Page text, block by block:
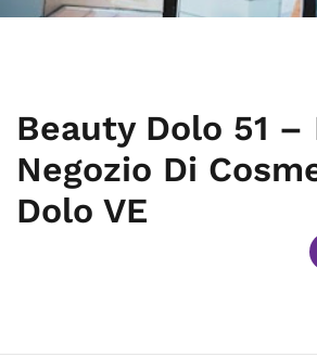
Beauty Dolo 51 –
Negozio Di
Dolo VE